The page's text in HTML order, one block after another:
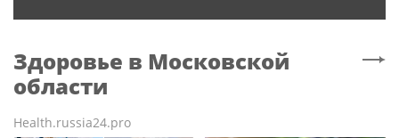
Здоровье в Московской
области
Health.russia24.pro